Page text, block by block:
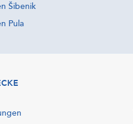
Šibenik
Pula